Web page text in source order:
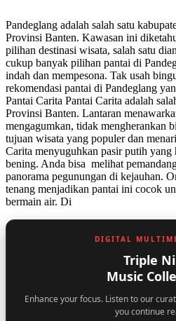
Pandeglang adalah salah satu
Provinsi Banten. Kawasan ini
pilihan destinasi wisata, salah satu
cukup banyak pilihan pantai di
indah dan mempesona. Tak usah
rekomendasi pantai di Pandeglang
Pantai Carita Pantai Carita adalah
Provinsi Banten. Lantaran
mengagumkan, tidak mengherankan
tujuan wisata yang populer dan
Carita menyuguhkan pasir putih yang
bening. Anda bisa melihat
panorama pegunungan di kejauhan.
tenang menjadikan pantai ini cocok
bermain air. Di
DIGITAL
Triple
Music
Enhance your focus. Listen to our
you continue